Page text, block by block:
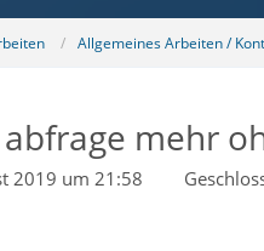
Allgemeines Arbeiten /
mehr
2019 um 21:58